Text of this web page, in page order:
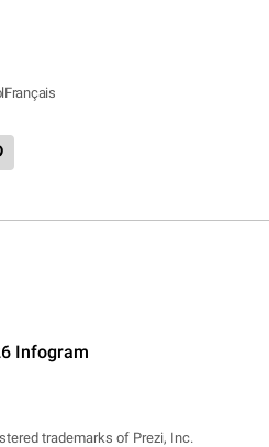
Français
Infogram
trademarks of Prezi, Inc.